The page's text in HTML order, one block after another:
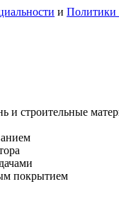
и Политики
и строительные
покрытием